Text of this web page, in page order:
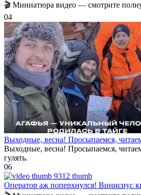
🎬 Миниатюра видео — смотрите
04
Выходные, весна! Просыпаемся,
Выходные, весна! Просыпаемся,
гулять.
06
Оператор аж поперхнулся! Винисиус